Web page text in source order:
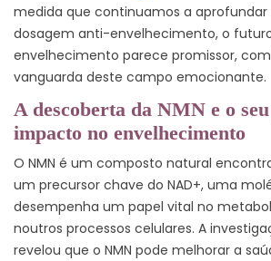
medida que continuamos a aprofundar
dosagem anti-envelhecimento, o
envelhecimento parece promissor, com
vanguarda deste campo emocionante.
A descoberta da NMN e o
impacto no envelhecimento
O NMN é um composto natural
um precursor chave do NAD+, uma
desempenha um papel vital no
noutros processos celulares. A
revelou que o NMN pode melhorar a